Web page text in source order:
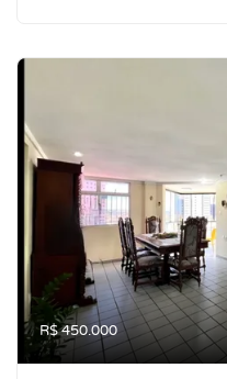
R$ 450.000